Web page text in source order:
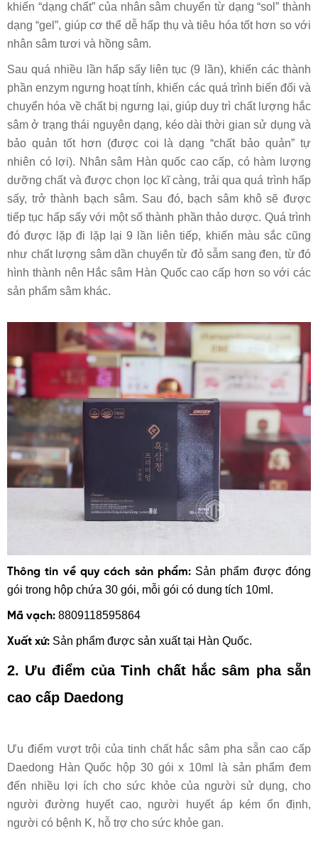
khiến “dạng chất” của nhân sâm chuyển từ dạng “sol” thành
dạng “gel”, giúp cơ thể dễ hấp thụ và tiêu hóa tốt hơn so với
nhân sâm tươi và hồng sâm.
Sau quá nhiều lần hấp sấy liên tục (9 lần), khiến các thành
phần enzym ngưng hoạt tính, khiến các quá trình biến đổi và
chuyển hóa về chất bị ngưng lại, giúp duy trì chất lượng hắc
sâm ở trạng thái nguyên dạng, kéo dài thời gian sử dụng và
bảo quản tốt hơn (được coi là dạng “chất bảo quản” tự
nhiên có lợi). Nhân sâm Hàn quốc cao cấp, có hàm lượng
dưỡng chất và được chọn lọc kĩ càng, trải qua quá trình hấp
sấy, trở thành bạch sâm. Sau đó, bạch sâm khô sẽ được
tiếp tục hấp sấy với một số thành phần thảo dược. Quá trình
đó được lặp đi lặp lại 9 lần liên tiếp, khiến màu sắc cũng
như chất lượng sâm dần chuyển từ đỏ sẫm sang đen, từ đó
hình thành nên Hắc sâm Hàn Quốc cao cấp hơn so với các
sản phẩm sâm khác.
Thông tin về quy cách sản phẩm:Sản phẩm được đóng
gói trong hộp chứa 30 gói, mỗi gói có dung tích 10ml.
Mã vạch: 8809118595864
Xuất xứ: Sản phẩm được sản xuất tại Hàn Quốc.
2. Ưu điểm củaTinh chất hắc sâm pha sẵn
cao cấp Daedong
Ưu điểm vượt trội của tinh chất hắc sâm pha sẵn cao cấp
Daedong Hàn Quốc hộp 30 gói x 10ml là sản phẩm đem
đến nhiều lợi ích cho sức khỏe của người sử dụng, cho
người đường huyết cao, người huyết áp kém ổn định,
người có bệnh K, hỗ trợ cho sức khỏe gan.